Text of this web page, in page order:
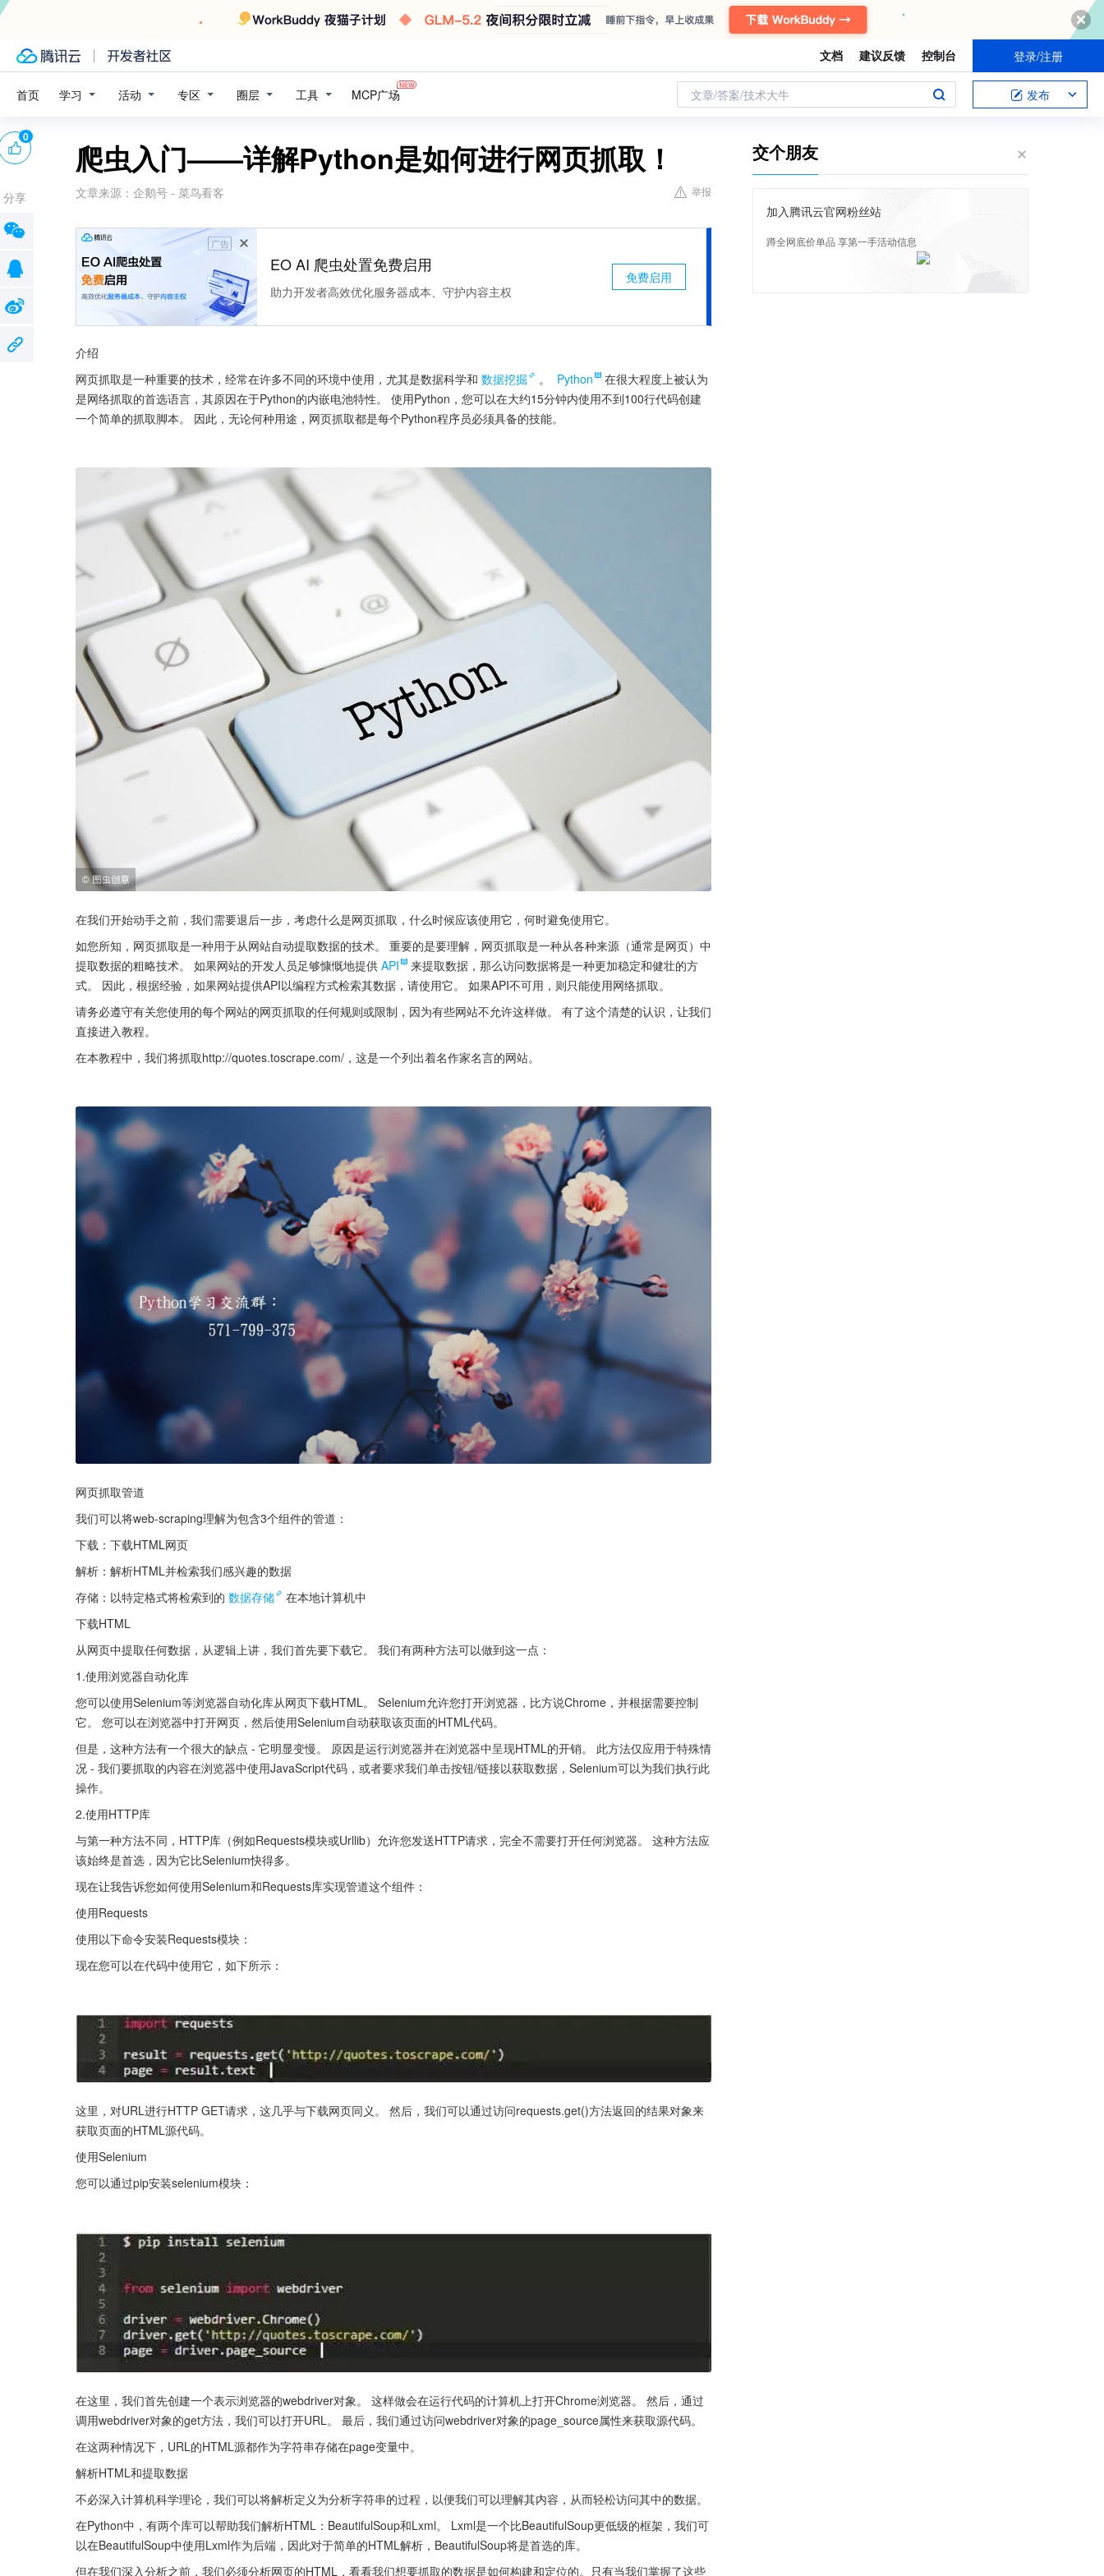
文档 建议反馈 控制台 登录/注册
首页 学习 活动 专区 圈层 工具 MCP广场 文章/答案/技术大牛 发布
爬虫入门——详解Python是如何进行网页抓取！
文章来源： 企鹅号 - 菜鸟看客 举报
广告
EO AI 爬虫处置免费启用
助力开发者高效优化服务器成本、守护内容主权
免费启用
介绍
网页抓取是一种重要的技术，经常在许多不同的环境中使用，尤其是数据科学和 数据挖掘 。 Python
在很大程度上被认为
是网络抓取的首选语言，其原因在于Python的内嵌电池特性。 使用Python，您可以在大约15分钟内使用不到100行代码创建
一个简单的抓取脚本。 因此，无论何种用途，网页抓取都是每个Python程序员必须具备的技能。
在我们开始动手之前，我们需要退后一步，考虑什么是网页抓取，什么时候应该使用它，何时避免使用它。
如您所知，网页抓取是一种用于从网站自动提取数据的技术。 重要的是要理解，网页抓取是一种从各种来源（通常是网页）中
提取数据的粗略技术。 如果网站的开发人员足够慷慨地提供 API
来提取数据，那么访问数据将是一种更加稳定和健壮的方
式。 因此，根据经验，如果网站提供API以编程方式检索其数据，请使用它。 如果API不可用，则只能使用网络抓取。
请务必遵守有关您使用的每个网站的网页抓取的任何规则或限制，因为有些网站不允许这样做。 有了这个清楚的认识，让我们
直接进入教程。
在本教程中，我们将抓取http://quotes.toscrape.com/，这是一个列出着名作家名言的网站。
网页抓取管道
我们可以将web-scraping理解为包含3个组件的管道：
下载：下载HTML网页
解析：解析HTML并检索我们感兴趣的数据
存储：以特定格式将检索到的 数据存储
在本地计算机中
下载HTML
从网页中提取任何数据，从逻辑上讲，我们首先要下载它。 我们有两种方法可以做到这一点：
1.使用浏览器自动化库
您可以使用Selenium等浏览器自动化库从网页下载HTML。 Selenium允许您打开浏览器，比方说Chrome，并根据需要控制
它。 您可以在浏览器中打开网页，然后使用Selenium自动获取该页面的HTML代码。
但是，这种方法有一个很大的缺点 - 它明显变慢。 原因是运行浏览器并在浏览器中呈现HTML的开销。 此方法仅应用于特殊情
况 - 我们要抓取的内容在浏览器中使用JavaScript代码，或者要求我们单击按钮/链接以获取数据，Selenium可以为我们执行此
操作。
2.使用HTTP库
与第一种方法不同，HTTP库（例如Requests模块或Urllib）允许您发送HTTP请求，完全不需要打开任何浏览器。 这种方法应
该始终是首选，因为它比Selenium快得多。
现在让我告诉您如何使用Selenium和Requests库实现管道这个组件：
使用Requests
使用以下命令安装Requests模块：
现在您可以在代码中使用它，如下所示：
这里，对URL进行HTTP GET请求，这几乎与下载网页同义。 然后，我们可以通过访问requests.get()方法返回的结果对象来
获取页面的HTML源代码。
使用Selenium
您可以通过pip安装selenium模块：
在这里，我们首先创建一个表示浏览器的webdriver对象。 这样做会在运行代码的计算机上打开Chrome浏览器。 然后，通过
调用webdriver对象的get方法，我们可以打开URL。 最后，我们通过访问webdriver对象的page_source属性来获取源代码。
在这两种情况下，URL的HTML源都作为字符串存储在page变量中。
解析HTML和提取数据
不必深入计算机科学理论，我们可以将解析定义为分析字符串的过程，以便我们可以理解其内容，从而轻松访问其中的数据。
在Python中，有两个库可以帮助我们解析HTML：BeautifulSoup和Lxml。 Lxml是一个比BeautifulSoup更低级的框架，我们可
以在BeautifulSoup中使用Lxml作为后端，因此对于简单的HTML解析，BeautifulSoup将是首选的库。
但在我们深入分析之前，我们必须分析网页的HTML，看看我们想要抓取的数据是如何构建和定位的。只有当我们掌握了这些
0
分享
交个朋友
加入腾讯云官网粉丝站
蹲全网底价单品 享第一手活动信息